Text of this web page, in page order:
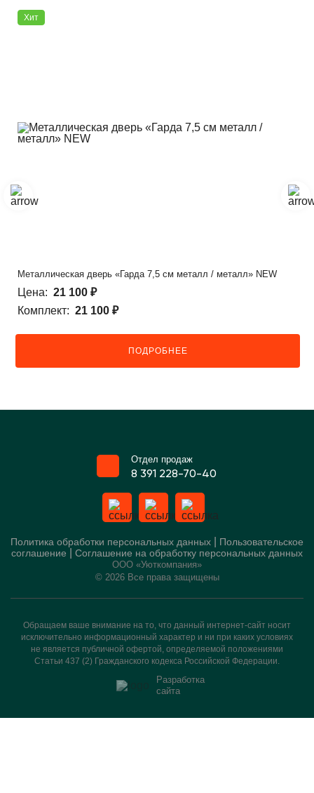
Металлическая дверь «Гарда 7,5 см металл / металл» NEW
Цена: 21 100 ₽
Комплект: 21 100 ₽
ПОДРОБНЕЕ
Хит
Отдел продаж
8 391 228-70-40
Политика обработки персональных данных
Пользовательское
соглашение
Соглашение на обработку персональных данных
ООО «Уюткомпания»
© 2026 Все права защищены
Обращаем ваше внимание на то, что данный интернет-сайт носит
исключительно информационный характер и ни при каких условиях
не является публичной офертой, определяемой положениями
Статьи 437 (2) Гражданского кодекса Российской Федерации.
Разработка
сайта